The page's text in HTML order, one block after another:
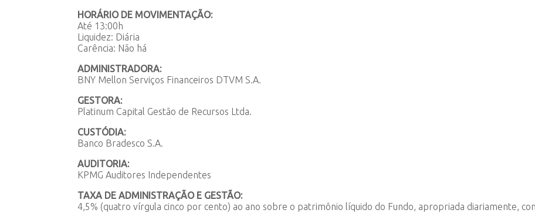
HORÁRIO DE MOVIMENTAÇÃO:
Até 13:00h
Liquidez: Diária
Carência: Não há
ADMINISTRADORA:
BNY Mellon Serviços Financeiros DTVM S.A.
GESTORA:
Platinum Capital Gestão de Recursos Ltda.
CUSTÓDIA:
Banco Bradesco S.A.
AUDITORIA:
KPMG Auditores Independentes
TAXA DE ADMINISTRAÇÃO E GESTÃO:
4,5% (quatro vírgula cinco por cento) ao ano sobre o patrimônio líquido do Fundo, apropriada diariamente,